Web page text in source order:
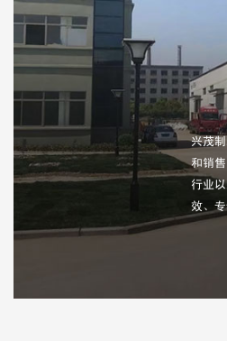
兴茂
和销
行业
效、